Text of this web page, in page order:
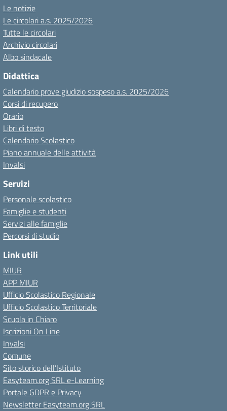
Le notizie
Le circolari a.s. 2025/2026
Tutte le circolari
Archivio circolari
Albo sindacale
Didattica
Calendario prove giudizio sospeso a.s. 2025/2026
Corsi di recupero
Orario
Libri di testo
Calendario Scolastico
Piano annuale delle attività
Invalsi
Servizi
Personale scolastico
Famiglie e studenti
Servizi alle famiglie
Percorsi di studio
Link utili
MIUR
APP MIUR
Ufficio Scolastico Regionale
Ufficio Scolastico Territoriale
Scuola in Chiaro
Iscrizioni On Line
Invalsi
Comune
Sito storico dell’Istituto
Easyteam.org SRL e-Learning
Portale GDPR e Privacy
Newsletter Easyteam.org SRL